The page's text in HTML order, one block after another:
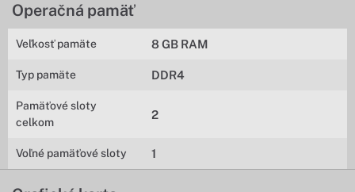
Operačná pamäť
Veľkosť pamäte 8 GB RAM
Typ pamäte DDR4
Pamäťové sloty
celkom
2
Voľné pamäťové sloty 1